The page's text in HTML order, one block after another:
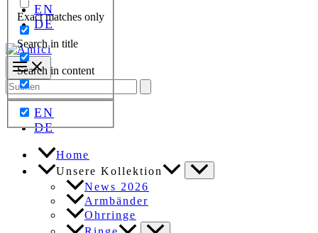
Exact matches only
Search in title
Search in content
EN
DE
Search
for:
EN
DE
Home
Unsere Kollektion
News 2026
Armbänder
Ohrringe